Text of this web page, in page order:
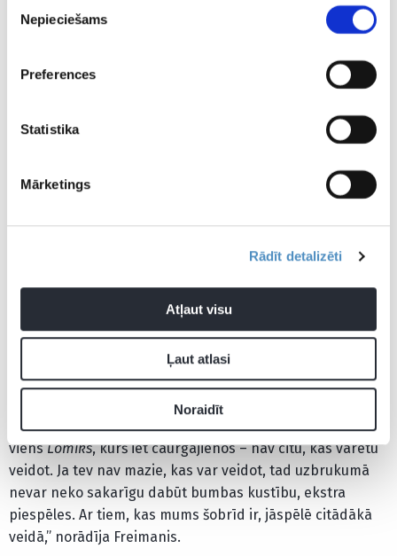
izvēle
Nepieciešams
Preferences
Statistika
Mārketings
Rādīt detalizēti
Atļaut visu
Ļaut atlasi
Noraidīt
“Artūrs Kurucs nav “vertikāls” spēlētājs [kurš varētu iet
caurgājienos]. Kad viņš spēlēpikenrolus
sāniem vai tālmetieniem. [Šajā sastāvā] mums ir tikai
viensLomiks, kurš iet caurgājienos – nav citu, kas varētu
veidot. Ja tev nav mazie, kas var veidot, tad uzbrukumā
nevar neko sakarīgu dabūt bumbas kustību, ekstra
piespēles. Ar tiem, kas mums šobrīd ir, jāspēlē citādākā
veidā,” norādīja Freimanis.